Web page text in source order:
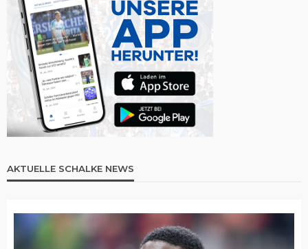
AKTUELLE SCHALKE NEWS